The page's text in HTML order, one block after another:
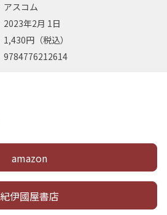
アスコム
2023年2月 1日
1,430円（税込）
9784776212614
amazon
紀伊國屋書店